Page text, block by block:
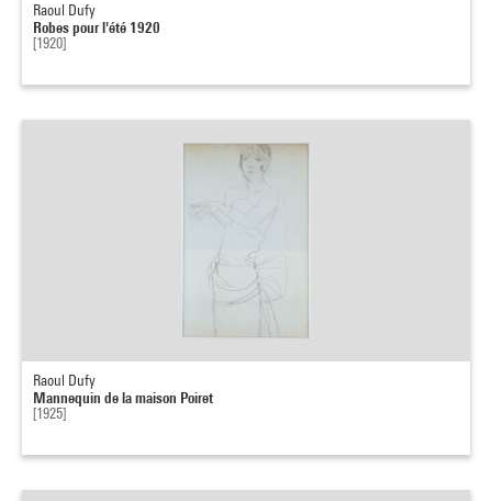
Raoul Dufy
Robes pour l'été 1920
[1920]
Raoul Dufy
Mannequin de la maison Poiret
[1925]